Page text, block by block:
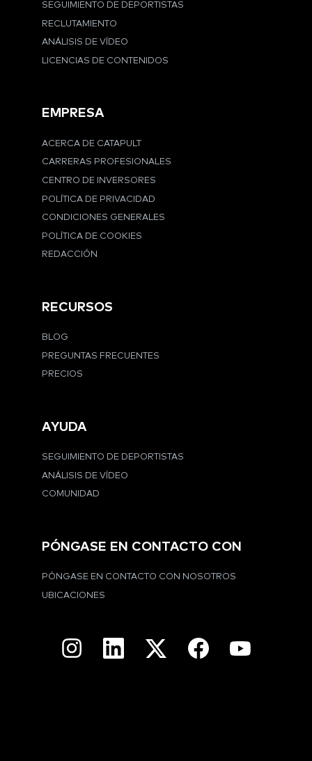
SEGUIMIENTO DE DEPORTISTAS
RECLUTAMIENTO
ANÁLISIS DE VÍDEO
LICENCIAS DE CONTENIDOS
EMPRESA
ACERCA DE CATAPULT
CARRERAS PROFESIONALES
CENTRO DE INVERSORES
POLÍTICA DE PRIVACIDAD
CONDICIONES GENERALES
POLÍTICA DE COOKIES
REDACCIÓN
RECURSOS
BLOG
PREGUNTAS FRECUENTES
PRECIOS
AYUDA
SEGUIMIENTO DE DEPORTISTAS
ANÁLISIS DE VÍDEO
COMUNIDAD
PÓNGASE EN CONTACTO CON
PÓNGASE EN CONTACTO CON NOSOTROS
UBICACIONES